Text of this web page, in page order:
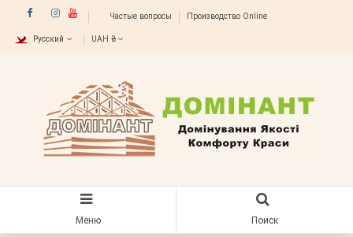
Частые вопросы Производство Online
Русский UAH ₴
Меню Поиск